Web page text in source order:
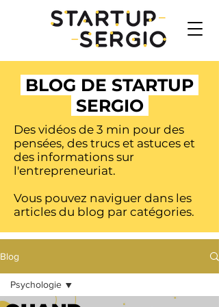
BLOG DE STARTUP
SERGIO
Des vidéos de 3 min pour des
pensées, des trucs et astuces et
des informations sur
l'entrepreneuriat.
Vous pouvez naviguer dans les
articles du blog par catégories.
Blog
Psychologie